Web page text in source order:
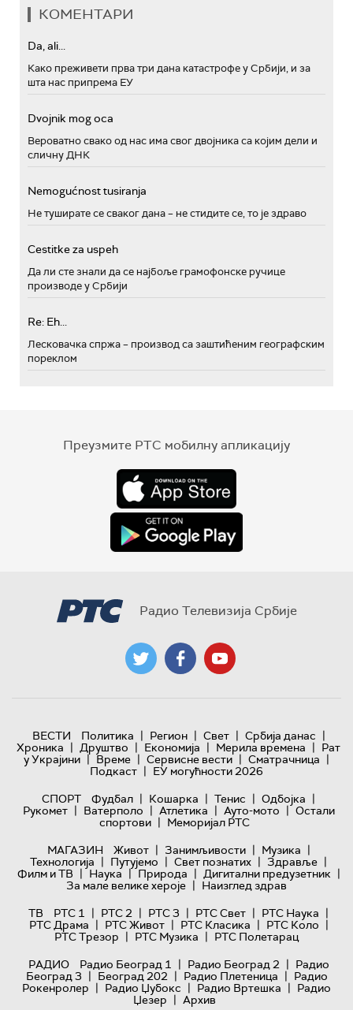
КОМЕНТАРИ
Da, ali...
Како преживети прва три дана катастрофе у Србији, и за
шта нас припрема ЕУ
Dvojnik mog oca
Вероватно свако од нас има свог двојника са којим дели и
сличну ДНК
Nemogućnost tusiranja
Не туширате се сваког дана – не стидите се, то је здраво
Cestitke za uspeh
Да ли сте знали да се најбоље грамофонске ручице
производе у Србији
Re: Eh...
Лесковачка спржа – производ са заштићеним географским
пореклом
Преузмите РТС мобилну апликацију
Радио Телевизија Србије
ВЕСТИ Политика | Регион | Свет | Србија данас |
Хроника | Друштво | Економија | Мерила времена | Рат
у Украјини | Време | Сервисне вести | Сматрачница |
Подкаст | ЕУ могућности 2026
СПОРТ
Фудбал | Кошарка | Тенис | Одбојка |
Рукомет | Ватерполо | Атлетика | Ауто-мото | Остали
спортови | Меморијал РТС
МАГАЗИН
Живот | Занимљивости | Музика |
Технологијa | Путујемо | Свет познатих | Здравље |
Филм и ТВ | Наука | Природа | Дигитални предузетник |
За мале велике хероје | Наизглед здрав
ТВ
РТС 1 | РТС 2 | РТС 3 | РТС Свет | РТС Наука |
РТС Драма | РТС Живот | РТС Класика | РТС Коло |
РТС Трезор | РТС Музика | РТС Полетарац
РАДИО
Радио Београд 1 | Радио Београд 2 | Радио
Београд 3 | Београд 202 | Радио Плетеница | Радио
Рокенролер | Радио Џубокс | Радио Вртешка | Радио
Џезер | Архив